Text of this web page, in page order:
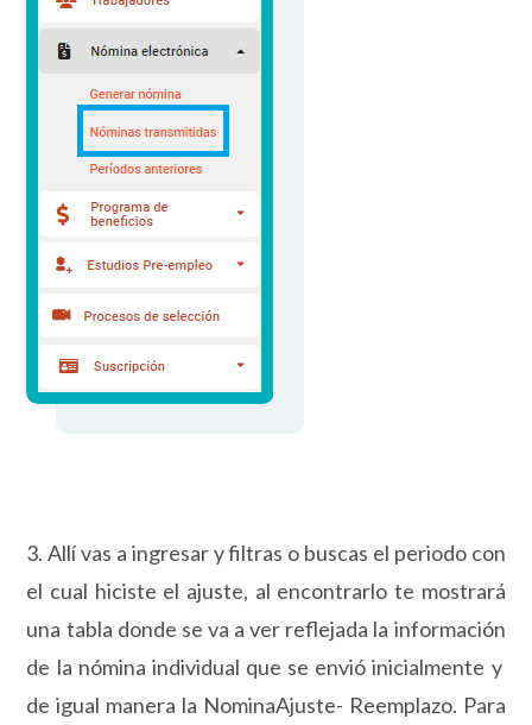
3. Allí vas a ingresar y filtras o buscas el periodo con
el cual hiciste el ajuste, al encontrarlo te mostrará
una tabla donde se va a ver reflejada la información
de la nómina individual que se envió inicialmente y
de igual manera la NominaAjuste- Reemplazo. Para